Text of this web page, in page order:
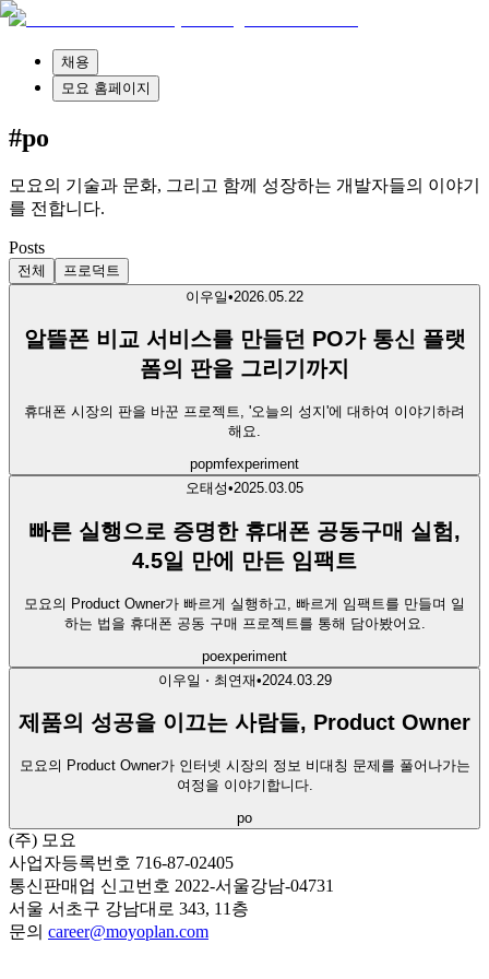
채용
모요 홈페이지
#po
모요의 기술과 문화, 그리고 함께 성장하는 개발자들의 이야기
를 전합니다.
Posts
전체
프로덕트
이우일•2026.05.22
알뜰폰 비교 서비스를 만들던 PO가 통신 플랫
폼의 판을 그리기까지
휴대폰 시장의 판을 바꾼 프로젝트, '오늘의 성지'에 대하여 이야기하려
해요.
popmfexperiment
오태성•2025.03.05
빠른 실행으로 증명한 휴대폰 공동구매 실험,
4.5일 만에 만든 임팩트
모요의 Product Owner가 빠르게 실행하고, 빠르게 임팩트를 만들며 일
하는 법을 휴대폰 공동 구매 프로젝트를 통해 담아봤어요.
poexperiment
이우일 ⋅ 최연재•2024.03.29
제품의 성공을 이끄는 사람들, Product Owner
모요의 Product Owner가 인터넷 시장의 정보 비대칭 문제를 풀어나가는
여정을 이야기합니다.
po
(주) 모요
사업자등록번호 716-87-02405
통신판매업 신고번호 2022-서울강남-04731
서울 서초구 강남대로 343, 11층
문의 career@moyoplan.com